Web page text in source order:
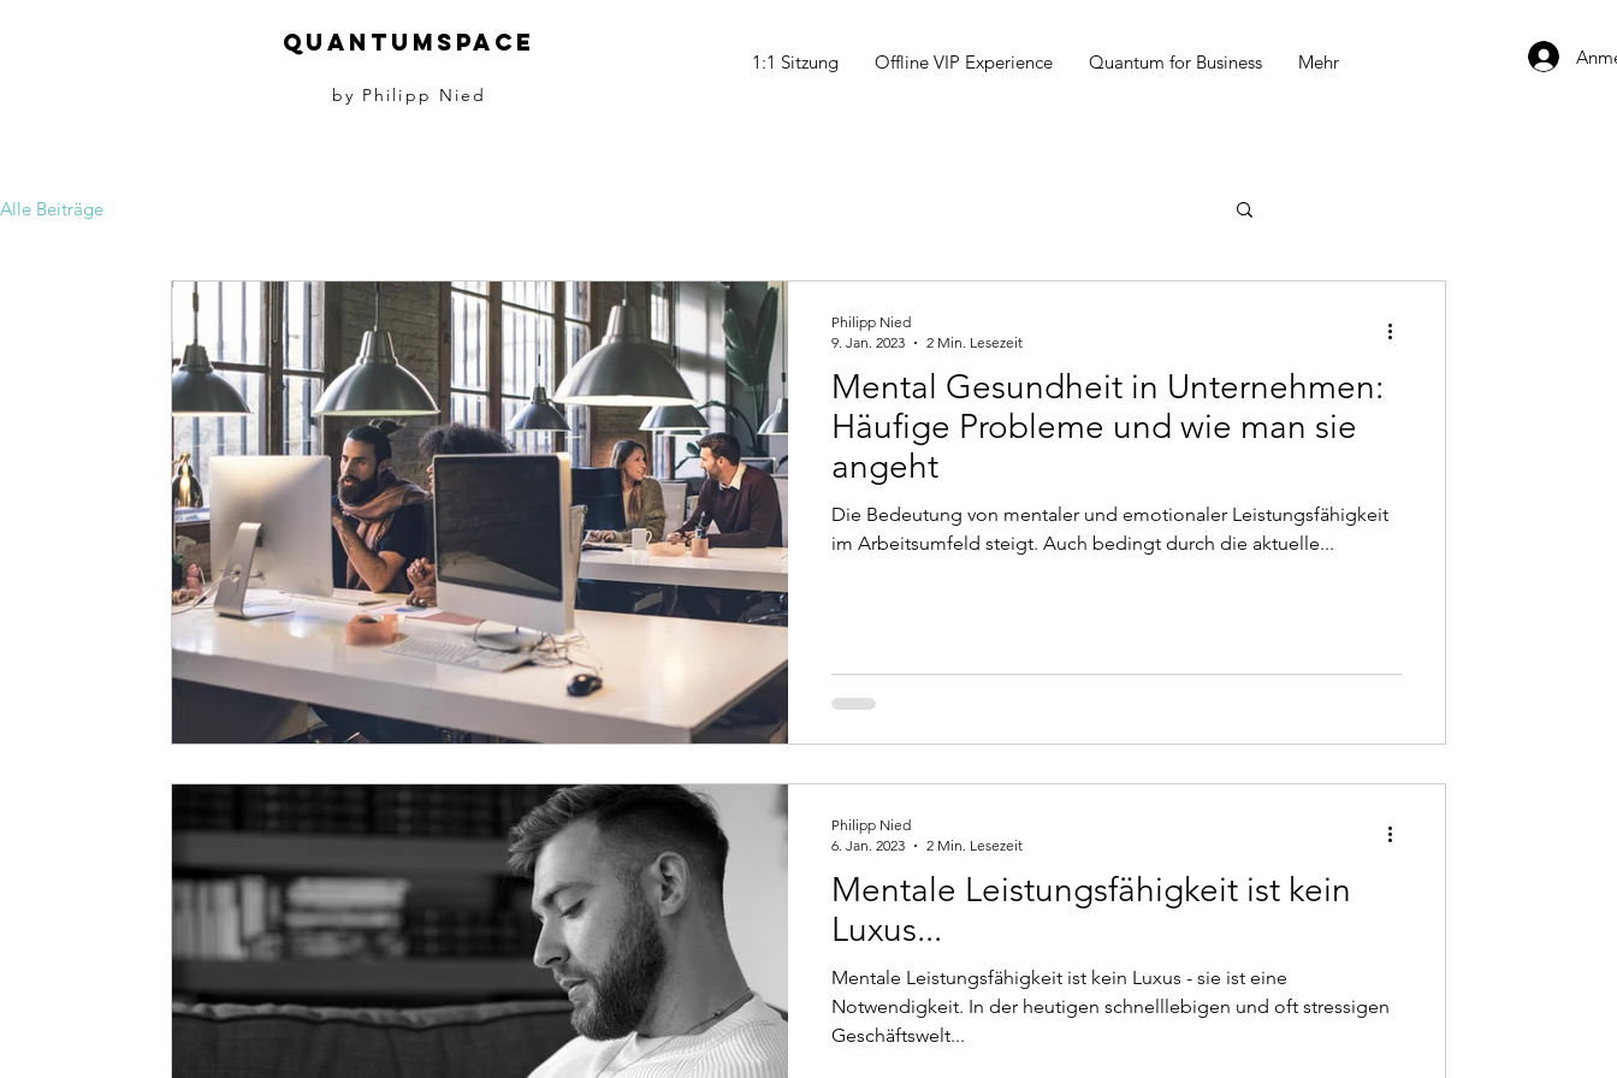
Quantumspace
by Philipp Nied
1:1 Sitzung Offline VIP Experience Quantum for Business Mehr
Alle Beiträge
Mental Gesundheit in Unternehmen:
Häufige Probleme und wie man sie
angeht
Die Bedeutung von mentaler und emotionaler Leistungsfähigkeit
im Arbeitsumfeld steigt. Auch bedingt durch die aktuelle...
Philipp Nied
9. Jan. 2023
2 Min. Lesezeit
Mentale Leistungsfähigkeit ist kein
Luxus...
Mentale Leistungsfähigkeit ist kein Luxus - sie ist eine
Notwendigkeit. In der heutigen schnelllebigen und oft stressigen
Geschäftswelt...
Philipp Nied
6. Jan. 2023
2 Min. Lesezeit